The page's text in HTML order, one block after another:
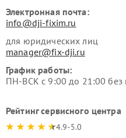
Электронная почта:
info@dji-fixim.ru
для юридических лиц
manager@fix-dji.ru
График работы:
ПН-ВСК с 9:00 до 21:00
Рейтинг сервисного центра
4.9-5.0